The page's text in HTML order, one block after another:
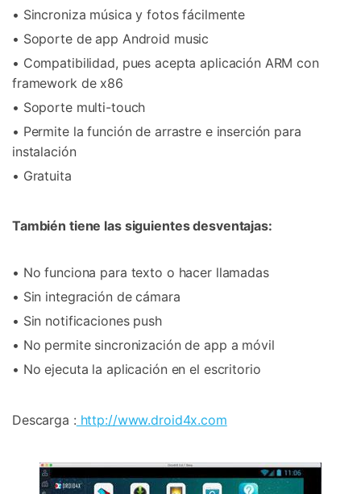
• Sincroniza música y fotos fácilmente
• Soporte de app Android music
• Compatibilidad, pues acepta aplicación ARM con
framework de x86
• Soporte multi-touch
• Permite la función de arrastre e inserción para
instalación
• Gratuita
También tiene las siguientes desventajas:
• No funciona para texto o hacer llamadas
• Sin integración de cámara
• Sin notificaciones push
• No permite sincronización de app a móvil
• No ejecuta la aplicación en el escritorio
Descarga : http://www.droid4x.com